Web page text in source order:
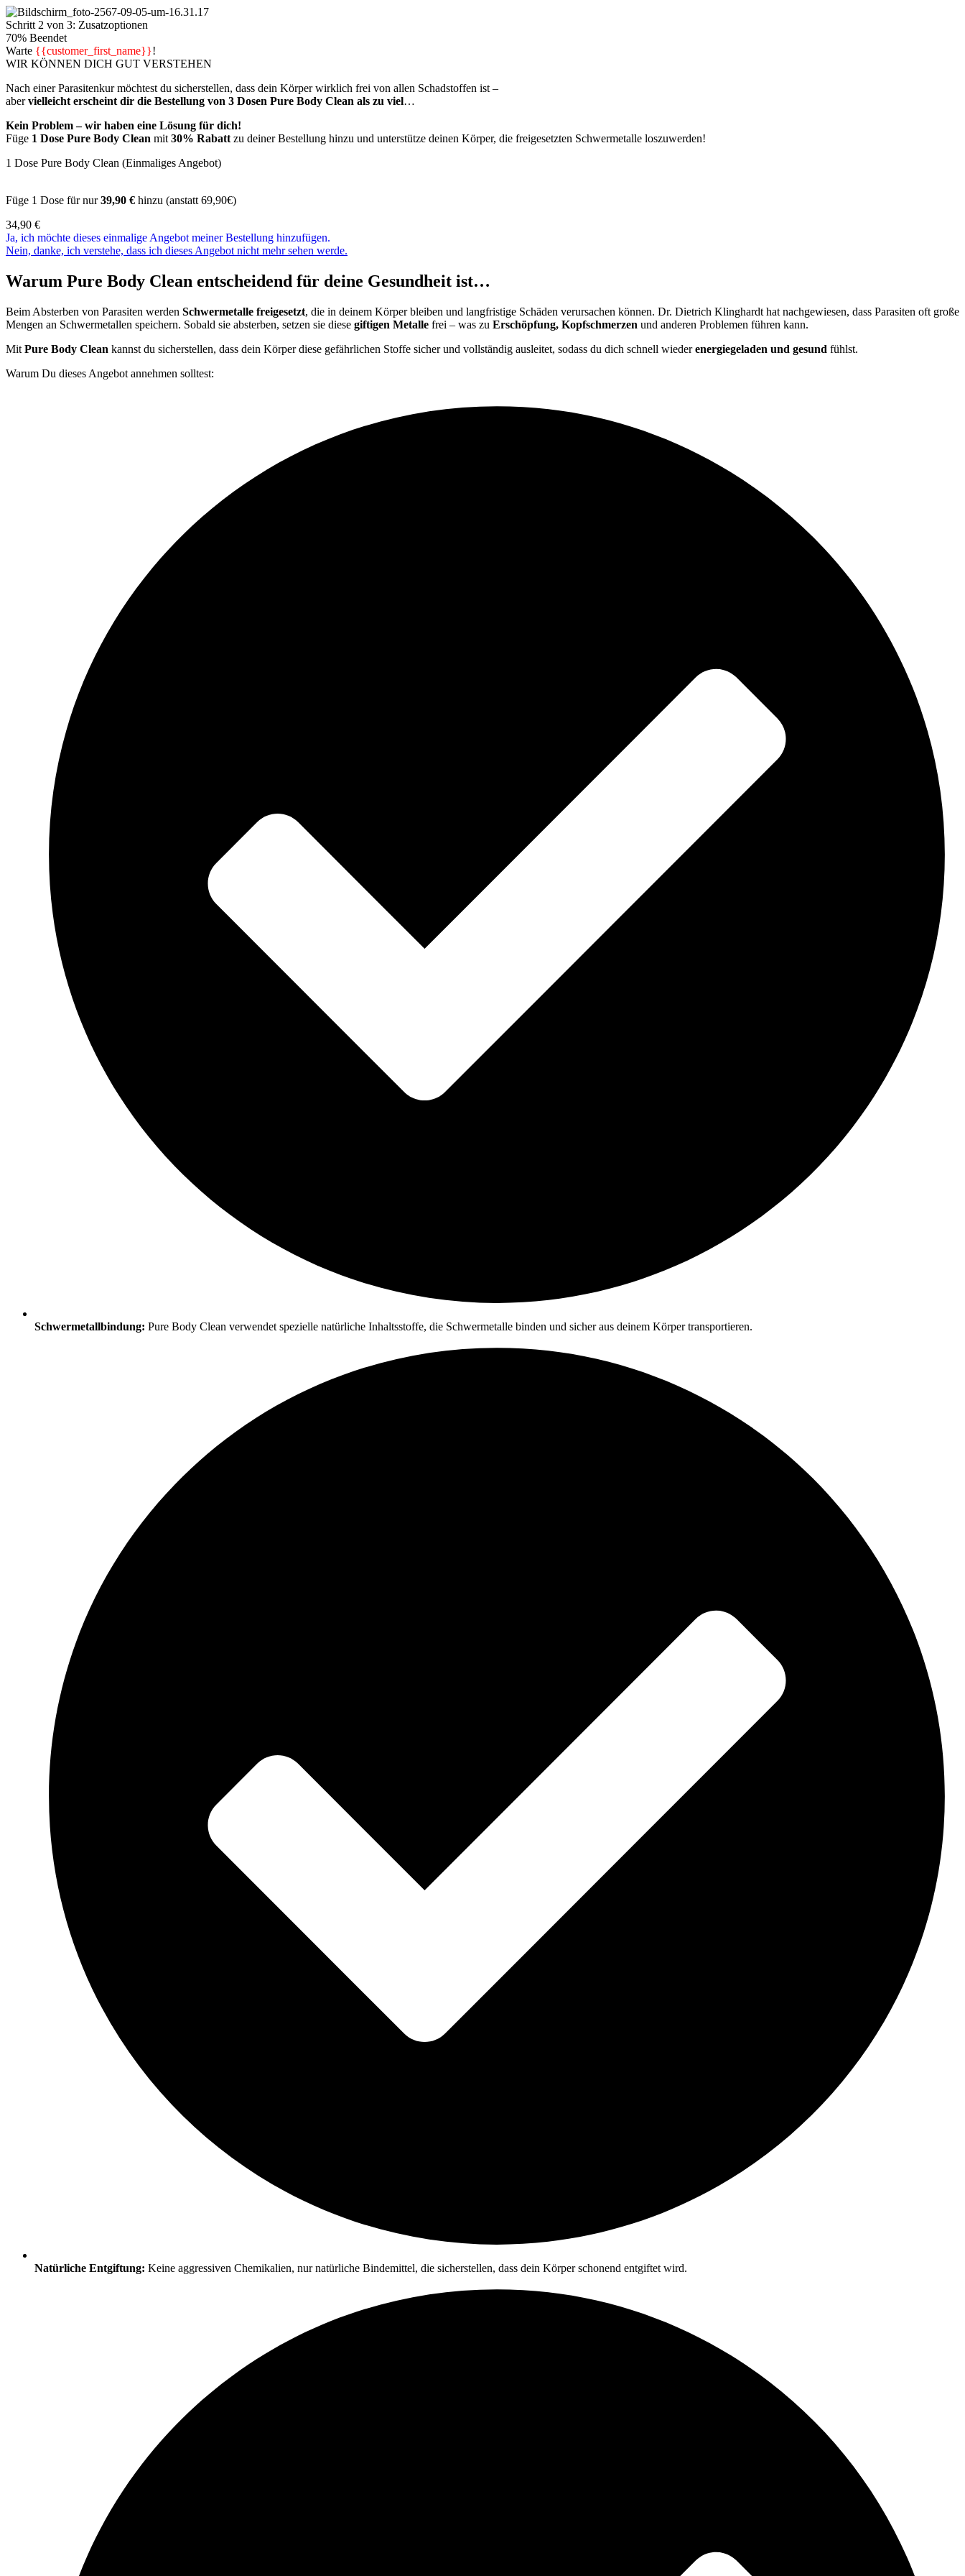
Schritt 2 von 3: Zusatzoptionen
70% Beendet
Warte {{customer_first_name}}!
WIR KÖNNEN DICH GUT VERSTEHEN
Nach einer Parasitenkur möchtest du sicherstellen, dass dein Körper wirklich frei von allen Schadstoffen ist –
abervielleicht erscheint dir die Bestellung von 3 Dosen Pure Body Clean als zu viel…
Kein Problem – wir haben eine Lösung für dich!
Füge 1 Dose Pure Body Clean mit 30% Rabatt zu deiner Bestellung hinzu und unterstütze deinen Körper, die freigesetzten Schwermetalle loszuwerden!
1 Dose Pure Body Clean (Einmaliges Angebot)
Füge 1 Dose für nur39,90 € hinzu (anstatt 69,90€)
34,90 €
Ja, ich möchte dieses einmalige Angebot meiner Bestellung hinzufügen.
Nein, danke, ich verstehe, dass ich dieses Angebot nicht mehr sehen werde.
Warum Pure Body Clean entscheidend für deine Gesundheit ist…
Beim Absterben von Parasiten werden Schwermetalle freigesetzt, die in deinem Körper bleiben und langfristige Schäden verursachen können. Dr. Dietrich Klinghardt hat nachgewiesen, dass Parasiten oft große
Mengen an Schwermetallen speichern. Sobald sie absterben, setzen sie diese giftigen Metalle frei – was zu Erschöpfung, Kopfschmerzen und anderen Problemen führen kann.
Mit Pure Body Clean kannst du sicherstellen, dass dein Körper diese gefährlichen Stoffe sicher und vollständig ausleitet, sodass du dich schnell wiederenergiegeladen und gesund fühlst.
Warum Du dieses Angebot annehmen solltest:
Schwermetallbindung: Pure Body Clean verwendet spezielle natürliche Inhaltsstoffe, die Schwermetalle binden und sicher aus deinem Körper transportieren.
Natürliche Entgiftung: Keine aggressiven Chemikalien, nur natürliche Bindemittel, die sicherstellen, dass dein Körper schonend entgiftet wird.